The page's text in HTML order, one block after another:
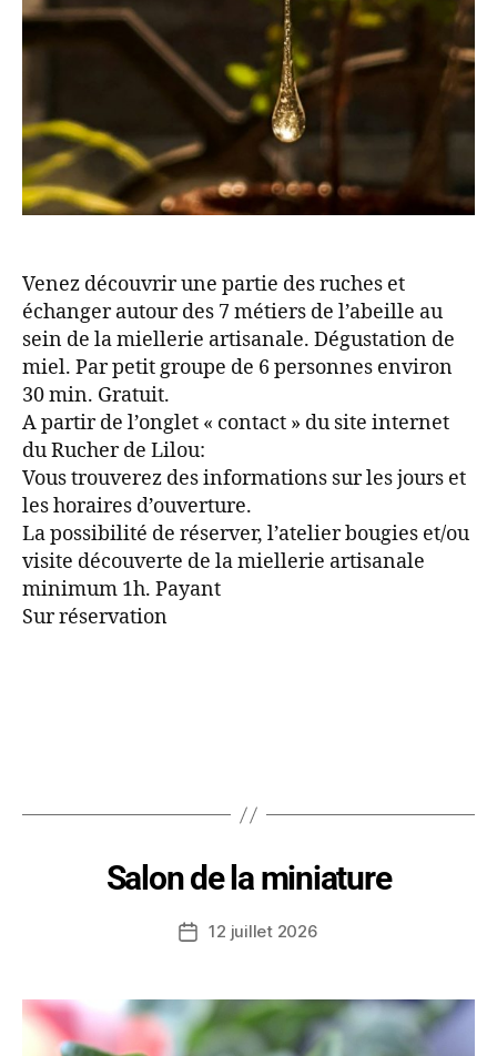
Venez découvrir une partie des ruches et
échanger autour des 7 métiers de l’abeille au
sein de la miellerie artisanale. Dégustation de
miel. Par petit groupe de 6 personnes environ
30 min. Gratuit.
A partir de l’onglet « contact » du site internet
du Rucher de Lilou:
Vous trouverez des informations sur les jours et
les horaires d’ouverture.
La possibilité de réserver, l’atelier bougies et/ou
visite découverte de la miellerie artisanale
minimum 1h. Payant
Sur réservation
Salon de la miniature
12 juillet 2026